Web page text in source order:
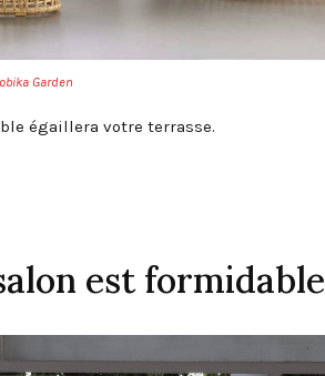
Garden
égaillera votre terrasse.
est formidable